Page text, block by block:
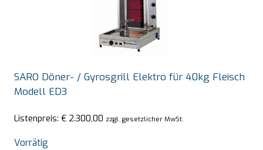
SARO Döner- / Gyrosgrill Elektro für 40kg Fleisch
Modell ED3
Listenpreis: € 2.300,00 zzgl. gesetzlicher MwSt.
Vorrätig